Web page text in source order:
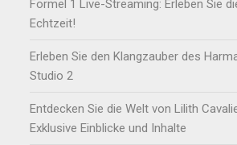
Formel 1 Live-Streaming: Erleben Sie
Echtzeit!
Erleben Sie den Klangzauber des
Studio 2
Entdecken Sie die Welt von Lilith
Exklusive Einblicke und Inhalte